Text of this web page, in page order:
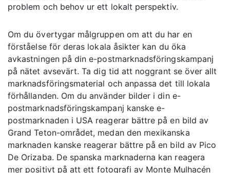
problem och behov ur ett lokalt perspektiv.
Om du övertygar målgruppen om att du har en
förståelse för deras lokala åsikter kan du öka
avkastningen på din e-postmarknadsföringskampanj
på nätet avsevärt. Ta dig tid att noggrant se över allt
marknadsföringsmaterial och anpassa det till lokala
förhållanden. Om du använder bilder i din e-
postmarknadsföringskampanj kanske e-
postmarknaden i USA reagerar bättre på en bild av
Grand Teton-området, medan den mexikanska
marknaden kanske reagerar bättre på en bild av Pico
De Orizaba. De spanska marknaderna kan reagera
mer positivt på att ett fotografi av Monte Mulhacén